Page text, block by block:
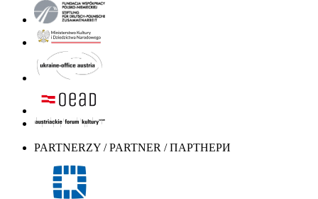
PARTNERZY / PARTNER / ПАРТНЕРИ